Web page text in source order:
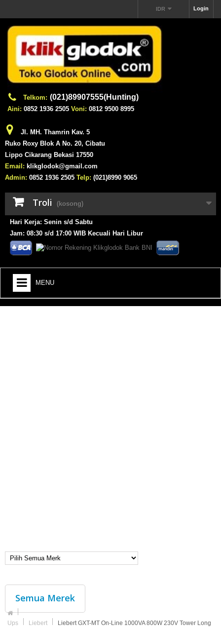
Login
IDR
Telkom: (021)89907555(Hunting)
Aini: 0852 1936 2505 Voni: 0812 9500 8995
Jl. MH. Thamrin Kav. 5
Ruko Roxy Blok A No. 20, Cibatu
Lippo Cikarang Bekasi 17550
Email: klikglodok@gmail.com
Admin: 0852 1936 2505 Telp: (021)8990 9065
Troli (kosong)
Hari Kerja: Senin s/d Sabtu
Jam: 08:30 s/d 17:00 WIB Kecuali Hari Libur
MENU
Semua Merek
Ups Liebert
Liebert GXT-MT On-Line 1000VA 800W 230V Tower Long